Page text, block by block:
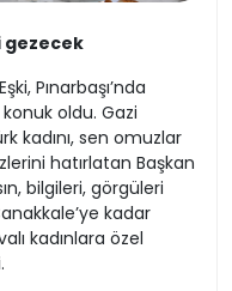
gezecek
Pınarbaşı’nda
oldu. Gazi
kadını, sen omuzlar
hatırlatan Başkan
bilgileri, görgüleri
kadar
kadınlara özel